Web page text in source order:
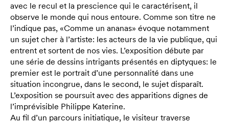
avec le recul et la prescience qui le caractérisent, il
observe le monde qui nous entoure. Comme son titre ne
l’indique pas, «Comme un ananas» évoque notamment
un sujet cher à l’artiste: les acteurs de la vie publique, qui
entrent et sortent de nos vies. L’exposition débute par
une série de dessins intrigants présentés en diptyques: le
premier est le portrait d’une personnalité dans une
situation incongrue, dans le second, le sujet disparaît.
L’exposition se poursuit avec des apparitions dignes de
l’imprévisible Philippe Katerine.
Au fil d’un parcours initiatique, le visiteur traverse